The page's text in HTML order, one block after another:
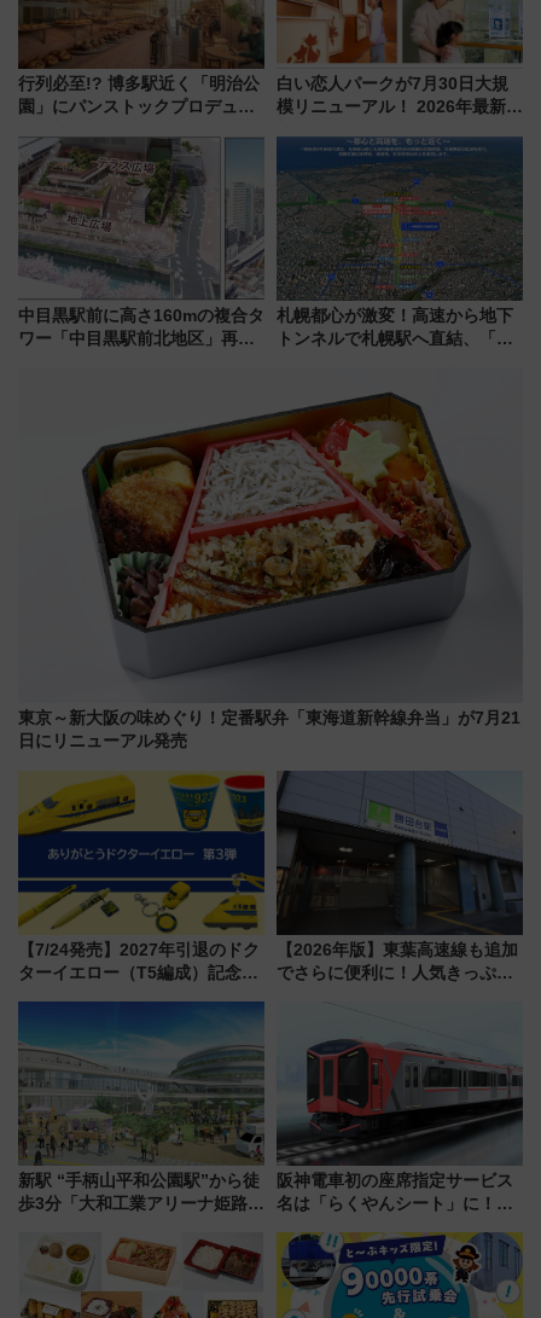
行列必至!? 博多駅近く「明治公
園」にパンストックプロデュー
オープン 秋からはビストロ営業
も！
白い恋人パークが7月30日大規
模リニューアル！ 2026年最新の
と料金・アクセスを徹底解説
（札幌市）
中目黒駅前に高さ160mの複合タ
ワー「中目黒駅前北地区」再開
札幌都心が激変！高速から地下
トンネルで札幌駅へ直結、「創
事業の全貌
東京～新大阪の味めぐり！定番駅弁「東海道新幹線弁当」が7月21
日にリニューアル発売
【7/24発売】2027年引退のドク
ターイエロー（T5編成）記念グ
送の目覚まし時計など通販・販
売店舗まとめ
【2026年版】東葉高速線も追加
でさらに便利に！人気きっぷ
巡るなら使い勝手・コスパ抜群
新駅 “手柄山平和公園駅”から徒
歩3分「大和工業アリーナ姫路」
大相撲巡業など 豪華イベントと
アクセス
阪神電車初の座席指定サービス
名は「らくやんシート」に！新
を快適移動